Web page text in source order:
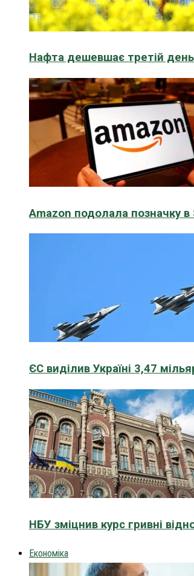
Нафта дешевшає третій
Amazon подолала позначку в
ЄС виділив Україні 3,47
НБУ зміцнив курс гривні
Економіка